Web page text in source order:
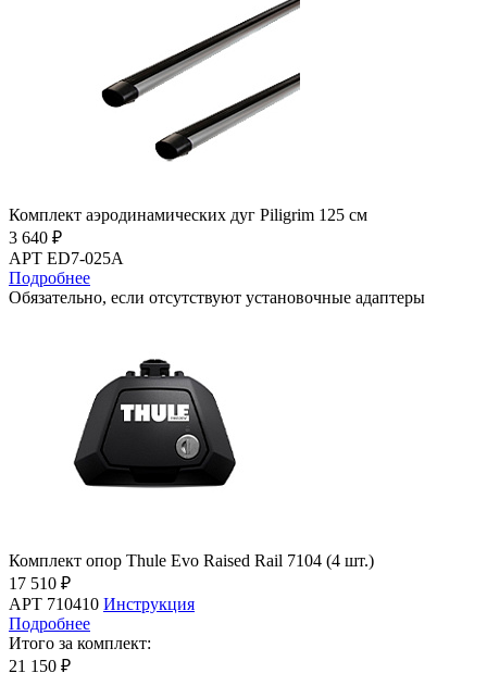
Комплект аэродинамических дуг Piligrim 125 см
3 640 ₽
АРТ ED7-025A
Подробнее
Обязательно, если отсутствуют установочные адаптеры
Комплект опор Thule Evo Raised Rail 7104 (4 шт.)
17 510 ₽
АРТ 710410 Инструкция
Подробнее
Итого за комплект:
21 150 ₽